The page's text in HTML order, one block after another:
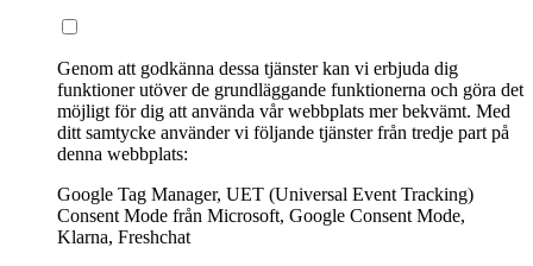
Genom att godkänna dessa tjänster kan vi erbjuda dig
funktioner utöver de grundläggande funktionerna och göra det
möjligt för dig att använda vår webbplats mer bekvämt. Med
ditt samtycke använder vi följande tjänster från tredje part på
denna webbplats:
Google Tag Manager, UET (Universal Event Tracking)
Consent Mode från Microsoft, Google Consent Mode,
Klarna, Freshchat